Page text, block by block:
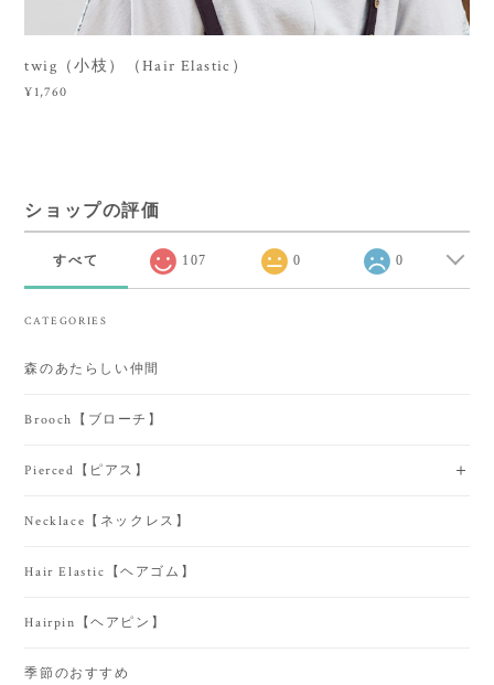
twig（小枝）（Hair Elastic）
¥1,760
ショップの評価
すべて 107 0 0
CATEGORIES
森のあたらしい仲間
Brooch【ブローチ】
Pierced【ピアス】
Necklace【ネックレス】
Hair Elastic【ヘアゴム】
Hairpin【ヘアピン】
季節のおすすめ